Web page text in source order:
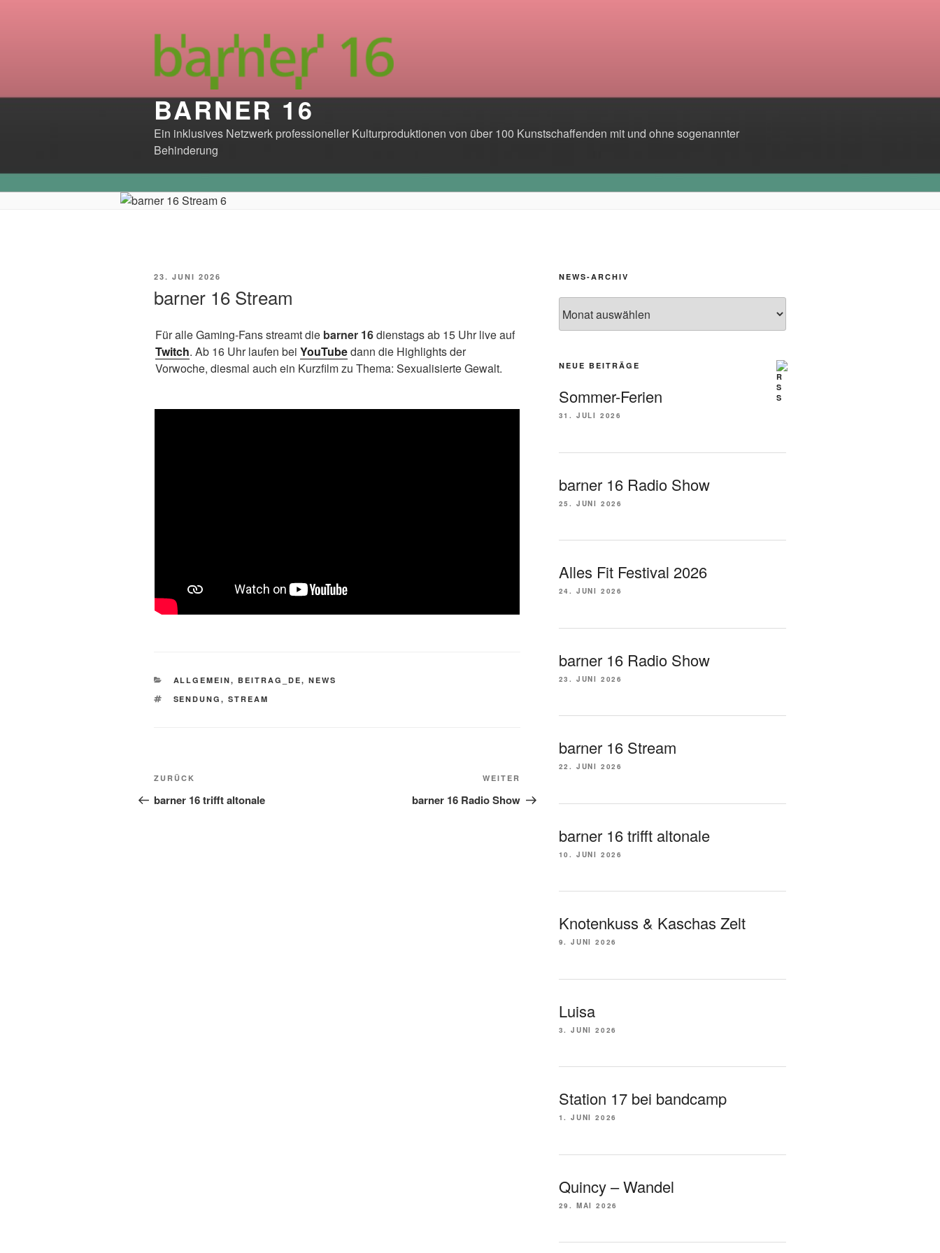
BARNER 16
Ein inklusives Netzwerk professioneller Kulturproduktionen von über 100 Kunstschaffenden mit und ohne sogenannter
Behinderung
VERÖFFENTLICHT
23. JUNI 2026
barner 16 Stream
Für alle Gaming-Fans streamt die barner 16dienstags ab 15 Uhr live auf
Twitch. Ab 16 Uhr laufen bei YouTubedann die Highlights der
Vorwoche, diesmal auch ein Kurzfilm zu Thema: Sexualisierte Gewalt.
KATEGORIEN
ALLGEMEIN, BEITRAG_DE,NEWS
SCHLAGWÖRTER
SENDUNG,STREAM
Beitragsnavigation
Vorheriger
Beitrag
ZURÜCK
barner 16 trifft altonale
Beitrag
WEITER
barner 16 Radio Show
NEWS-ARCHIV
Archiv
NEUE BEITRÄGE
Sommer-Ferien
31. JULI 2026
barner 16 Radio Show
25. JUNI 2026
Alles Fit Festival 2026
24. JUNI 2026
barner 16 Radio Show
23. JUNI 2026
barner 16 Stream
22. JUNI 2026
barner 16 trifft altonale
10. JUNI 2026
Knotenkuss & Kaschas Zelt
9. JUNI 2026
Luisa
3. JUNI 2026
Station 17 bei bandcamp
1. JUNI 2026
Quincy – Wandel
29. MAI 2026